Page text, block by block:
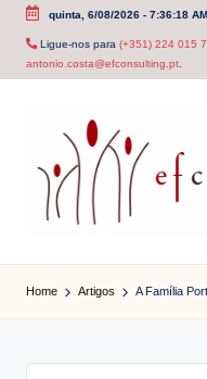
Skip
quinta, 6/08/2026- 7:36:18 AM
Ligue-nos para (+351) 224 015
antonio.costa@efconsulting.pt.
f
c
o
Home Artigos A Família